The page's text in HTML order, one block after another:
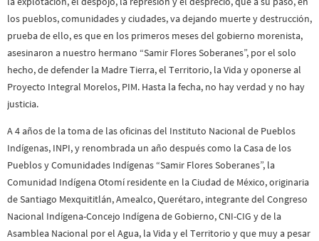
los pueblos, comunidades y ciudades, va dejando muerte y destrucción,
prueba de ello, es que en los primeros meses del gobierno morenista,
asesinaron a nuestro hermano “Samir Flores Soberanes”, por el solo
hecho, de defender la Madre Tierra, el Territorio, la Vida y oponerse al
Proyecto Integral Morelos, PIM. Hasta la fecha, no hay verdad y no hay
justicia.
A 4 años de la toma de las oficinas del Instituto Nacional de Pueblos
Indígenas, INPI, y renombrada un año después como la Casa de los
Pueblos y Comunidades Indígenas “Samir Flores Soberanes”, la
Comunidad Indígena Otomí residente en la Ciudad de México, originaria
de Santiago Mexquititlán, Amealco, Querétaro, integrante del Congreso
Nacional Indígena-Concejo Indígena de Gobierno, CNI-CIG y de la
Asamblea Nacional por el Agua, la Vida y el Territorio y que muy a pesar